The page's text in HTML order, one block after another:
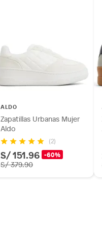
ALDO
Zapatillas Urbanas Mujer
Aldo
(2)
S/ 151.96 -60%
S/ 379.90